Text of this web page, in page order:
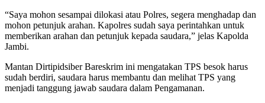
“Saya mohon sesampai dilokasi atau Polres, segera menghadap dan
mohon petunjuk arahan. Kapolres sudah saya perintahkan untuk
memberikan arahan dan petunjuk kepada saudara,” jelas Kapolda
Jambi.
Mantan Dirtipidsiber Bareskrim ini mengatakan TPS besok harus
sudah berdiri, saudara harus membantu dan melihat TPS yang
menjadi tanggung jawab saudara dalam Pengamanan.